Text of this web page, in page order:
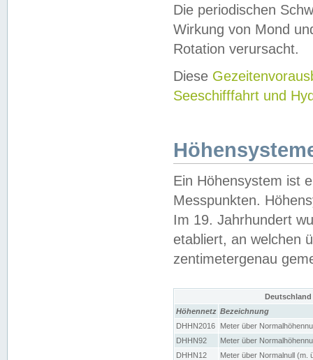
Die periodischen
Wirkung von Mond
Rotation verursacht.
Diese
Seeschifffahrt und
Ein Höhensystem ist
Messpunkten.
Im 19. Jahrhundert
etabliert, an welchen
zentimetergenau
Höhennetz Bezeichnung
DHHN2016
Meter über
DHHN92
Meter über
DHHN12
Meter über Normalnull (m.